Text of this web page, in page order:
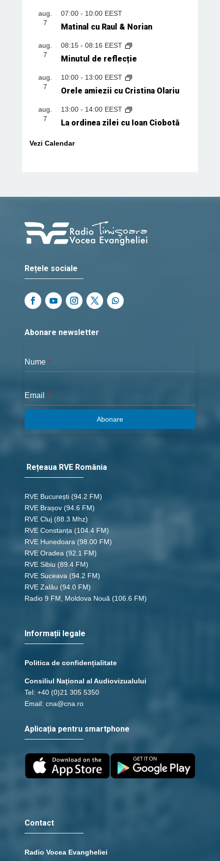
aug.
7
07:00- 10:00 EEST
Matinal cu Raul & Norian
aug.
7
08:15- 08:16 EEST
Minutul de reflecție
aug.
7
10:00- 13:00 EEST
Orele amiezii cu Cristina Olariu
aug.
7
13:00- 14:00 EEST
La ordinea zilei cu Ioan Ciobotă
Vezi Calendar
Rețele sociale
Abonare newsletter
Nume *
Email *
Abonare
Rețeaua RVE România
RVE București (94.2 FM)
RVE Brașov (94.6 FM)
RVE Cluj (88.3 Mhz)
RVE Constanța (104.4 FM)
RVE Hunedoara (98.00 FM)
RVE Oradea (92.1 FM)
RVE Sibiu (89.4 FM)
RVE Suceava (94.2 FM)
RVE Zalău (94.0 FM)
Radio 9 FM, Moldova Nouă (106.6 FM)
Informații legale
Politica de confidențialitate
Consiliul Naţional al Audiovizualului
Tel: +40 (0)21 305 5350
Email: cna@cna.ro
Aplicația pentru smartphone
Contact
Radio Vocea Evangheliei